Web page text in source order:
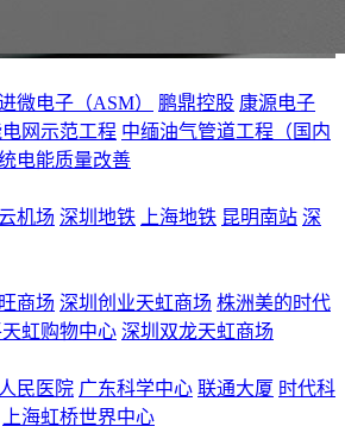
微电子（ASM） 鹏鼎控股 康源电子
网示范工程 中缅油气管道工程（国内
电能质量改善
机场 深圳地铁 上海地铁 昆明南站 深
商场 深圳创业天虹商场 株洲美的时代
虹购物中心 深圳双龙天虹商场
民医院 广东科学中心 联通大厦 时代科
上海虹桥世界中心